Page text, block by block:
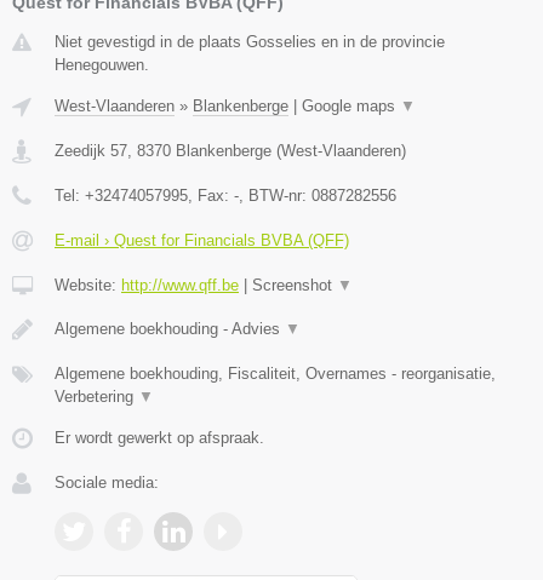
Niet gevestigd in de plaats Gosselies en in de provincie
Henegouwen.
West-Vlaanderen » Blankenberge Google maps ▼
Zeedijk 57, 8370 Blankenberge (West-Vlaanderen)
Tel: +32474057995, Fax: -, BTW-nr: 0887282556
E-mail › Quest for Financials BVBA (QFF)
Website: http://www.qff.be Screenshot ▼
Algemene boekhouding - Advies ▼
Algemene boekhouding, Fiscaliteit, Overnames - reorganisatie,
Verbetering ▼
Er wordt gewerkt op afspraak.
Sociale media: